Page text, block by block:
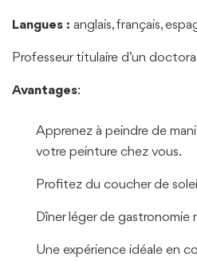
Langues : anglais, français,
Professeur titulaire d’un
Avantages:
Apprenez à peindre de
votre peinture chez vous.
Profitez du coucher de
Dîner léger de gastronomie
Une expérience idéale en